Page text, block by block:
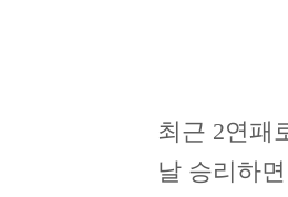
최근 2연패
날 승리하